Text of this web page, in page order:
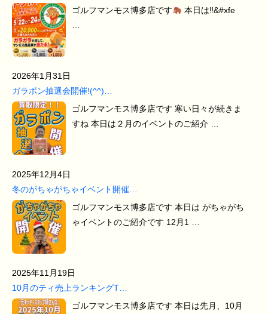
ゴルフマンモス博多店です
本日は‼&#xfe
2026年1月31日
ガラポン抽選会開催!(^^)…
ゴルフマンモス博多店です 寒い日々が続きま
すね 本日は２月のイベントのご紹介 …
2025年12月4日
冬のがちゃがちゃイベント開催…
ゴルフマンモス博多店です 本日は がちゃがち
ゃイベントのご紹介です 12月1 …
2025年11月19日
10月のティ売上ランキングT…
ゴルフマンモス博多店です 本日は先月、10月